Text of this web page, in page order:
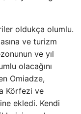
oldukça olumlu.
ve turizm
ve yıl
olacağını
Omiadze,
Körfezi ve
ekledi. Kendi